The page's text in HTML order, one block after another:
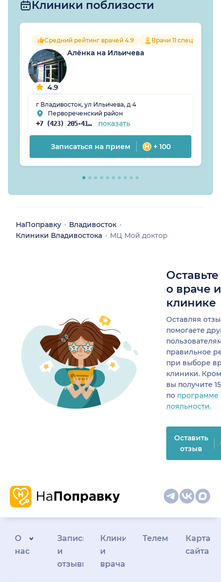
Клиники поблизости
Средний рейтинг врачей 4.9 Врачи 11
4.9
Алёнка на Ильичева
г Владивосток, ул Ильичева, д 4
Первореченский район
+7 (423) 205-41-57 показать
Записаться на прием + 100
НаПоправку
Владивосток
Клиники Владивостока
МЦ Мой доктор
о враче
клинике
Оставляя
помогаете
правильное
при выборе
клиники.
вы получите
по программе
лояльности.
Оставить
отзыв
О
нас
Запись
и
отзывы
Клиникам
и
врачам
Телемедицина
Карта
сайта